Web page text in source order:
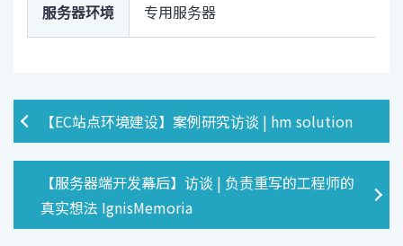
服务器环境 专用服务器
【EC站点环境建设】案例研究访谈 | hm solution
【服务器端开发幕后】访谈 | 负责重写的工程师的
真实想法 IgnisMemoria